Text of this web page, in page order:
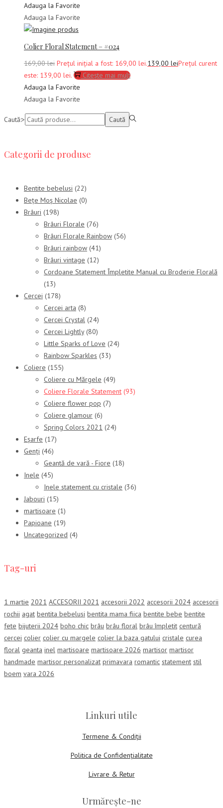
Adauga la Favorite
Adauga la Favorite
Colier Floral Statement – #024
169,00lei Prețul inițial a fost: 169,00 lei.139,00 leiPrețul curent
este: 139,00 lei.
Citește mai mult
Adauga la Favorite
Adauga la Favorite
Caută:> Caută
Categorii de produse
Bentite bebelusi (22)
Bețe Moș Nicolae (0)
Brâuri (198)
Brâuri Florale (76)
Brâuri Florale Rainbow (56)
Brâuri rainbow (41)
Brâuri vintage (12)
Cordoane Statement Împletite Manual cu Broderie Florală
(13)
Cercei (178)
Cercei arta (8)
Cercei Crystal (24)
Cercei Lightly (80)
Little Sparks of Love (24)
Rainbow Sparkles (33)
Coliere (155)
Coliere cu Mărgele (49)
Coliere Florale Statement (93)
Coliere flower pop (7)
Coliere glamour (6)
Spring Colors 2021 (24)
Eșarfe (17)
Genți (46)
Geantă de vară - Fiore (18)
Inele (45)
Inele statement cu cristale (36)
Jabouri (15)
martisoare (1)
Papioane (19)
Uncategorized (4)
Tag-uri
1 martie 2021 ACCESORII 2021 accesorii 2022 accesorii 2024 accesorii
rochii agat bentita bebelusi bentita mama fiica bentite bebe bentite
fete bijuterii 2024 boho chic brâu brâu floral brâu împletit centură
cercei colier colier cu margele colier la baza gatului cristale curea
floral geanta inel martisoare martisoare 2026 martisor martisor
handmade martisor personalizat primavara romantic statement stil
boem vara 2026
Linkuri utile
Termene & Condiții
Politica de Confidențialitate
Livrare & Retur
Urmărește-ne